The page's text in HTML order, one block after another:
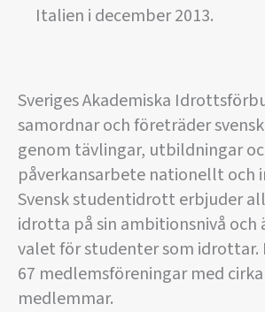
Italien i december 2013.
Sveriges Akademiska
samordnar och företräder
genom tävlingar, utbildningar
påverkansarbete nationellt
Svensk studentidrott erbjuder
idrotta på sin ambitionsnivå och
valet för studenter som idrottar.
67 medlemsföreningar med cirka
medlemmar.